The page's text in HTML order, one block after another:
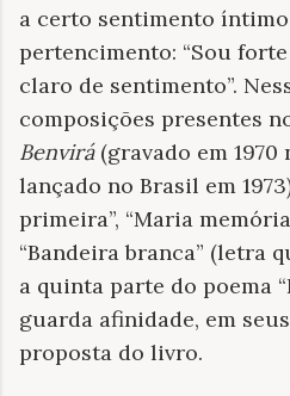
a certo sentimento
pertencimento: “Sou
claro de sentimento”.
composições presentes
Benvirá(gravado em 1970
lançado no Brasil em
primeira”, “Maria
“Bandeira branca” (letra
a quinta parte do poema
guarda afinidade, em
proposta do livro.